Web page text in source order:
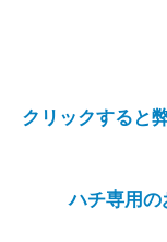
クリックすると
ハチ専用の